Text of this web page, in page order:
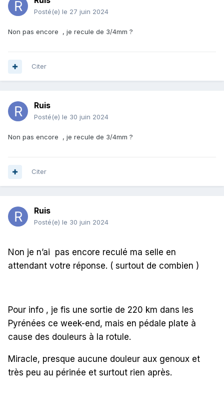
Posté(e) le 27 juin 2024
Non pas encore , je recule de 3/4mm ?
Citer
Ruis
Posté(e) le 30 juin 2024
Non pas encore , je recule de 3/4mm ?
Citer
Ruis
Posté(e) le 30 juin 2024
Non je n’ai pas encore reculé ma selle en
attendant votre réponse. ( surtout de combien )
Pour info , je fis une sortie de 220 km dans les
Pyrénées ce week-end, mais en pédale plate à
cause des douleurs à la rotule.
Miracle, presque aucune douleur aux genoux et
très peu au périnée et surtout rien après.